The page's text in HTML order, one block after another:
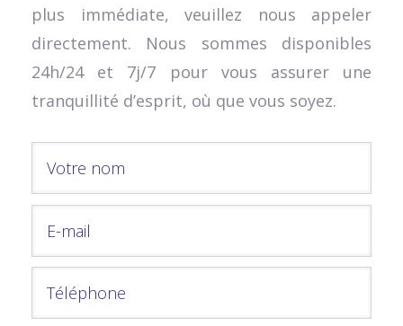
plus immédiate, veuillez nous appeler
directement. Nous sommes disponibles
24h/24 et 7j/7 pour vous assurer une
tranquillité d’esprit, où que vous soyez.